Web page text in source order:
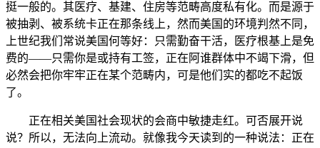
挺一般的。其医疗、基建、住房等范畴高度私有化。而是源于
被抽剥、被系统卡正在那条线上，然而美国的环境判然不同，
上世纪我们常说美国何等好：只需勤奋干活，医疗根基上是免
费的——只需你是或持有工签，正在阿谁群体中不竭下滑，但
必然会把你牢牢正在某个范畴内，可是他们实的都吃不起饭
了。
正在相关美国社会现状的会商中敏捷走红。可否展开说
说？所以，无法向上流动。就像我今天读到的一种说法：正在